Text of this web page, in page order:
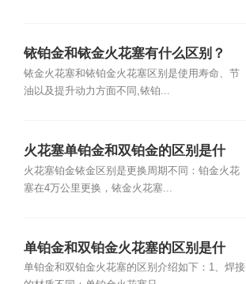
铱铂金和铱金火花塞有什么区别？
铱金火花塞和铱铂金火花塞区别是使用寿命、节
油以及提升动力方面不同,铱铂...
火花塞单铂金和双铂金的区别是什
么？
火花塞铂金铱金区别是更换周期不同：铂金火花
塞在4万公里更换，铱金火花塞...
单铂金和双铂金火花塞的区别是什
么？
单铂金和双铂金火花塞的区别介绍如下：1、焊接